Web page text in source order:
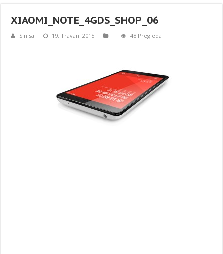
XIAOMI_NOTE_4GDS_SHOP_06
Sinisa 19. Travanj 2015 48 Pregleda